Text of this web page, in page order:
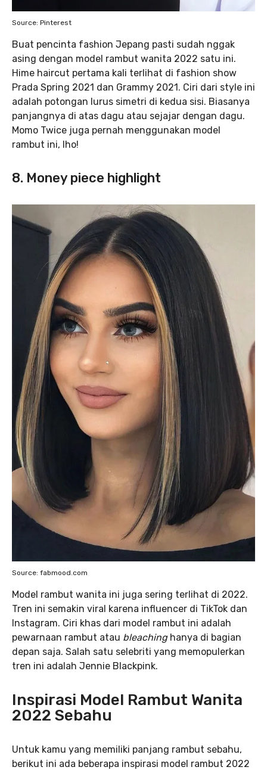
Source: Pinterest
Buat pencinta fashion Jepang pasti sudah nggak
asing dengan model rambut wanita 2022 satu ini.
Hime haircut pertama kali terlihat di fashion show
Prada Spring 2021 dan Grammy 2021. Ciri dari style ini
adalah potongan lurus simetri di kedua sisi. Biasanya
panjangnya di atas dagu atau sejajar dengan dagu.
Momo Twice juga pernah menggunakan model
rambut ini, lho!
8. Money piece highlight
Source: fabmood.com
Model rambut wanita ini juga sering terlihat di 2022.
Tren ini semakin viral karena influencer di TikTok dan
Instagram. Ciri khas dari model rambut ini adalah
pewarnaan rambut atau bleachinghanya di bagian
depan saja. Salah satu selebriti yang memopulerkan
tren ini adalah Jennie Blackpink.
Inspirasi Model Rambut Wanita
2022 Sebahu
Untuk kamu yang memiliki panjang rambut sebahu,
berikut ini ada beberapa inspirasi model rambut 2022